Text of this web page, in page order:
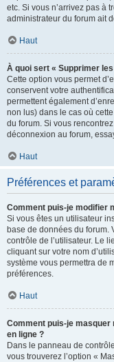
etc. Si vous n’arrivez pas à
administrateur du forum ait
Haut
À quoi sert « Supprimer
Cette option vous permet
conservent votre
permettent également
non lus) dans le cas où
du forum. Si vous
déconnexion au forum,
Haut
Préférences et
Comment puis-je modifier
Si vous êtes un utilisateur
base de données du forum.
contrôle de l’utilisateur. Le
cliquant sur votre nom
système vous permettra de
préférences.
Haut
Comment puis-je masquer
en ligne ?
Dans le panneau de
vous trouverez l’option «